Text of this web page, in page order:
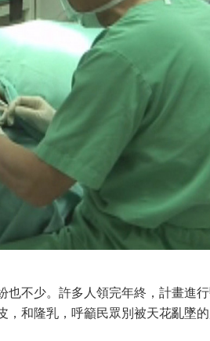
不少。許多人領完年終，計畫進
和隆乳，呼籲民眾別被天花亂墜的